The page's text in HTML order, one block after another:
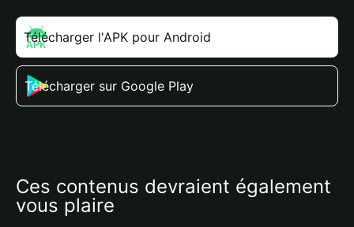
Télécharger l'APK pour Android
Télécharger sur Google Play
Ces contenus devraient également
vous plaire